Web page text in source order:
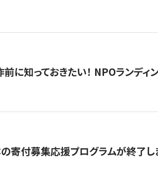
前に知っておきたい！ NPOランデ
寄付募集応援プログラムが終了し